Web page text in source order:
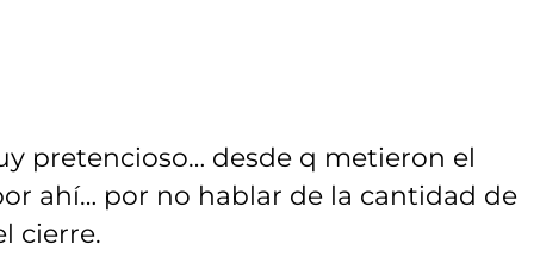
pretencioso… desde q metieron el
ahí… por no hablar de la cantidad de
cierre.